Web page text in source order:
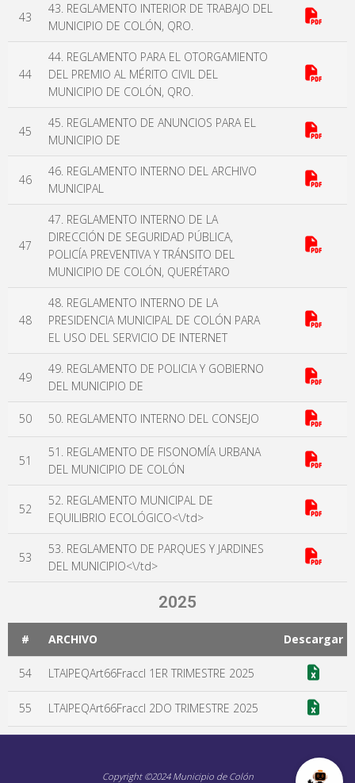
43
43. REGLAMENTO INTERIOR DE TRABAJO DEL
MUNICIPIO DE COLÓN, QRO.
44
44. REGLAMENTO PARA EL OTORGAMIENTO
DEL PREMIO AL MÉRITO CIVIL DEL
MUNICIPIO DE COLÓN, QRO.
45
45. REGLAMENTO DE ANUNCIOS PARA EL
MUNICIPIO DE
46
46. REGLAMENTO INTERNO DEL ARCHIVO
MUNICIPAL
47
47. REGLAMENTO INTERNO DE LA
DIRECCIÓN DE SEGURIDAD PÚBLICA,
POLICÍA PREVENTIVA Y TRÁNSITO DEL
MUNICIPIO DE COLÓN, QUERÉTARO
48
48. REGLAMENTO INTERNO DE LA
PRESIDENCIA MUNICIPAL DE COLÓN PARA
EL USO DEL SERVICIO DE INTERNET
49
49. REGLAMENTO DE POLICIA Y GOBIERNO
DEL MUNICIPIO DE
50 50. REGLAMENTO INTERNO DEL CONSEJO
51
51. REGLAMENTO DE FISONOMÍA URBANA
DEL MUNICIPIO DE COLÓN
52
52. REGLAMENTO MUNICIPAL DE
EQUILIBRIO ECOLÓGICO<\/td>
53
53. REGLAMENTO DE PARQUES Y JARDINES
DEL MUNICIPIO<\/td>
2025
# ARCHIVO Descargar
54 LTAIPEQArt66FraccI 1ER TRIMESTRE 2025
55 LTAIPEQArt66FraccI 2DO TRIMESTRE 2025
Copyright ©2024 Municipio de Colón